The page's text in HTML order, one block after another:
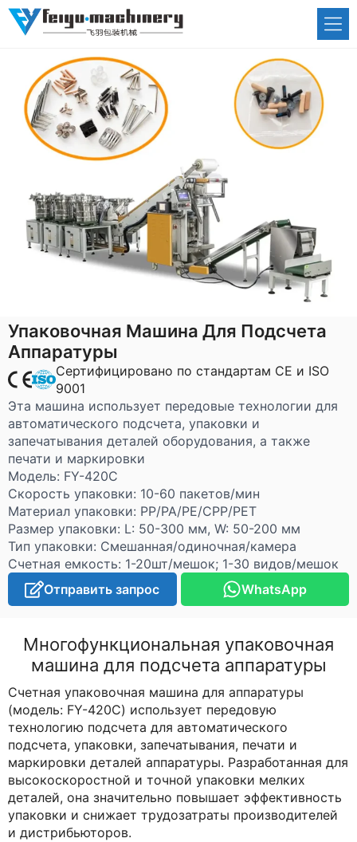
Перейти
Упаковочная Машина Для Подсчета
Аппаратуры
Сертифицировано по стандартам CE и ISO
9001
Эта машина использует передовые технологии для
автоматического подсчета, упаковки и
запечатывания деталей оборудования, а также
печати и маркировки
Модель: FY-420C
Скорость упаковки: 10-60 пакетов/мин
Материал упаковки: PP/PA/PE/CPP/PET
Размер упаковки: L: 50-300 мм, W: 50-200 мм
Тип упаковки: Смешанная/одиночная/камера
Счетная емкость: 1-20шт/мешок; 1-30 видов/мешок
Отправить запрос
WhatsApp
Многофункциональная упаковочная
машина для подсчета аппаратуры
Счетная упаковочная машина для аппаратуры
(модель: FY-420C) использует передовую
технологию подсчета для автоматического
подсчета, упаковки, запечатывания, печати и
маркировки деталей аппаратуры. Разработанная для
высокоскоростной и точной упаковки мелких
деталей, она значительно повышает эффективность
упаковки и снижает трудозатраты производителей
и дистрибьюторов.